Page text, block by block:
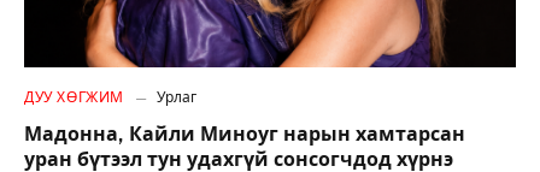
ДУУ ХӨГЖИМ Урлаг
Мадонна, Кайли Миноуг нарын хамтарсан
уран бүтээл тун удахгүй сонсогчдод хүрнэ